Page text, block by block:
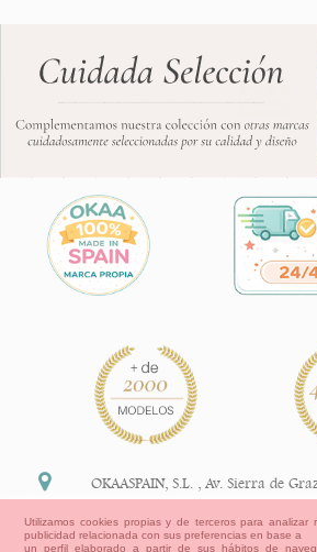
OKAASPAIN, S.L. ,Av. Sierra de
+34 91 113 89 09
Utilizamos cookies propias y de terceros para analizar
publicidad relacionada con sus preferencias en base a
un perfil elaborado a partir de sus hábitos de